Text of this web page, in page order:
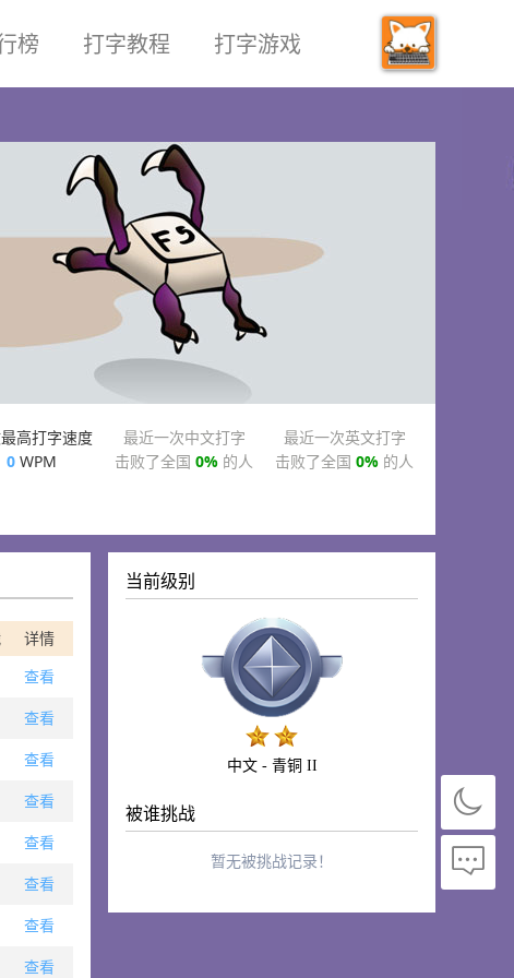
榜 打字教程 打字游戏
高打字速度
0 WPM
最近一次中文打字
击败了全国 0% 的人
最近一次英文打字
击败了全国 0% 的人
详情
查看
查看
查看
查看
查看
查看
查看
查看
当前级别
中文 - 青铜 II
被谁挑战
暂无被挑战记录！